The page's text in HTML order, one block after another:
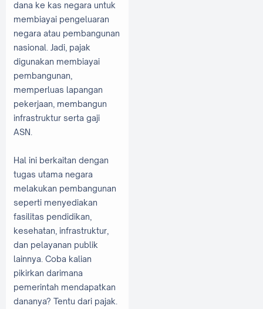
dana ke kas negara untuk
membiayai pengeluaran
negara atau pembangunan
nasional. Jadi, pajak
digunakan membiayai
pembangunan,
memperluas lapangan
pekerjaan, membangun
infrastruktur serta gaji
ASN.
Hal ini berkaitan dengan
tugas utama negara
melakukan pembangunan
seperti menyediakan
fasilitas pendidikan,
kesehatan, infrastruktur,
dan pelayanan publik
lainnya. Coba kalian
pikirkan darimana
pemerintah mendapatkan
dananya? Tentu dari pajak.